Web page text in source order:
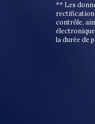
** Les
contrôle,
la durée de